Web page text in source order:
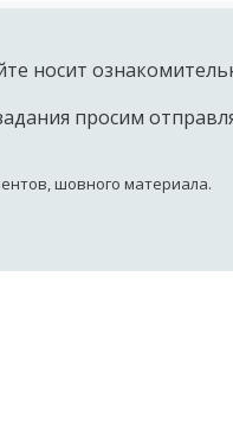
носит
просим
шовного материала.